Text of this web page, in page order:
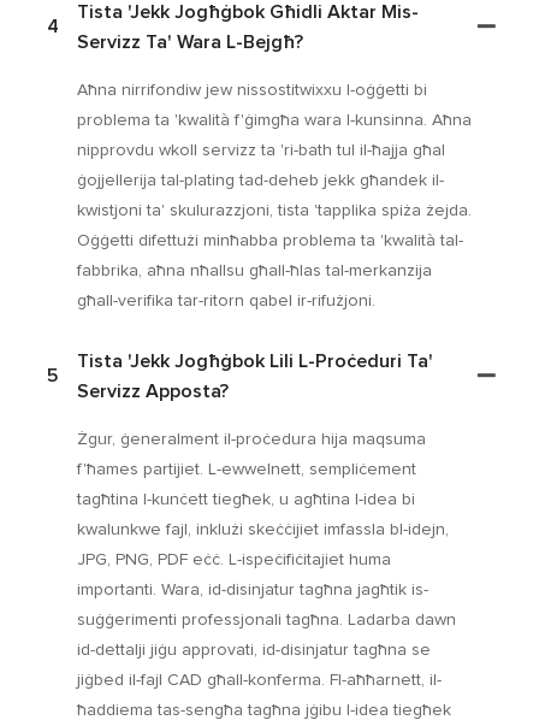
4
Tista 'jekk Jogħġbok Għidli Aktar Mis-
Servizz Ta' Wara L-Bejgħ?
Aħna nirrifondiw jew nissostitwixxu l-oġġetti bi
problema ta 'kwalità f'ġimgħa wara l-kunsinna. Aħna
nipprovdu wkoll servizz ta 'ri-bath tul il-ħajja għal
ġojjellerija tal-plating tad-deheb jekk għandek il-
kwistjoni ta' skulurazzjoni, tista 'tapplika spiża żejda.
Oġġetti difettużi minħabba problema ta 'kwalità tal-
fabbrika, aħna nħallsu għall-ħlas tal-merkanzija
għall-verifika tar-ritorn qabel ir-rifużjoni.
5
Tista 'jekk Jogħġbok Lili L-Proċeduri Ta'
Servizz Apposta?
Żgur, ġeneralment il-proċedura hija maqsuma
f'ħames partijiet. L-ewwelnett, sempliċement
tagħtina l-kunċett tiegħek, u agħtina l-idea bi
kwalunkwe fajl, inklużi skeċċijiet imfassla bl-idejn,
JPG, PNG, PDF eċċ. L-ispeċifiċitajiet huma
importanti. Wara, id-disinjatur tagħna jagħtik is-
suġġerimenti professjonali tagħna. Ladarba dawn
id-dettalji jiġu approvati, id-disinjatur tagħna se
jiġbed il-fajl CAD għall-konferma. Fl-aħħarnett, il-
ħaddiema tas-sengħa tagħna jġibu l-idea tiegħek